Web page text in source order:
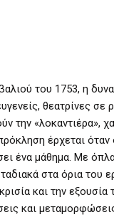
του 1753, η
θεατρίνες σε
την «λοκαντιέρα»,
έρχεται
ένα μάθημα. Με
στα όρια του
και την
και